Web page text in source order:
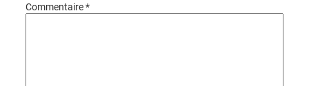
Commentaire*